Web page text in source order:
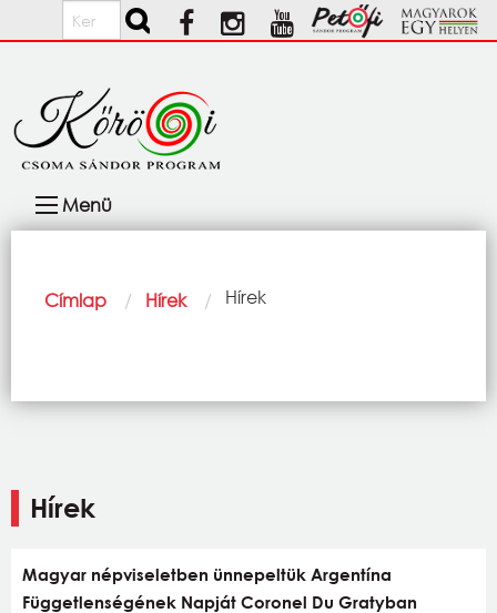
Ugrás a tartalomra
Keresés
navigáció
Menü
Morzsa
Címlap Hírek Current:
Hírek
Hírek
Magyar népviseletben ünnepeltük Argentína
Függetlenségének Napját Coronel Du Gratyban